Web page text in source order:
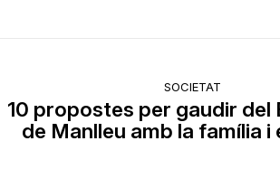
SOCIETAT
10 propostes per gaudir del
de Manlleu amb la família i